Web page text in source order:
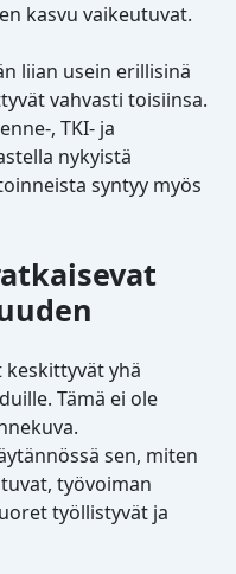
kasvu vaikeutuvat.
liian usein erillisinä
vahvasti toisiinsa.
, TKI- ja
nykyistä
syntyy myös
keskittyvät yhä
Tämä ei ole
sen, miten
työvoiman
työllistyvät ja